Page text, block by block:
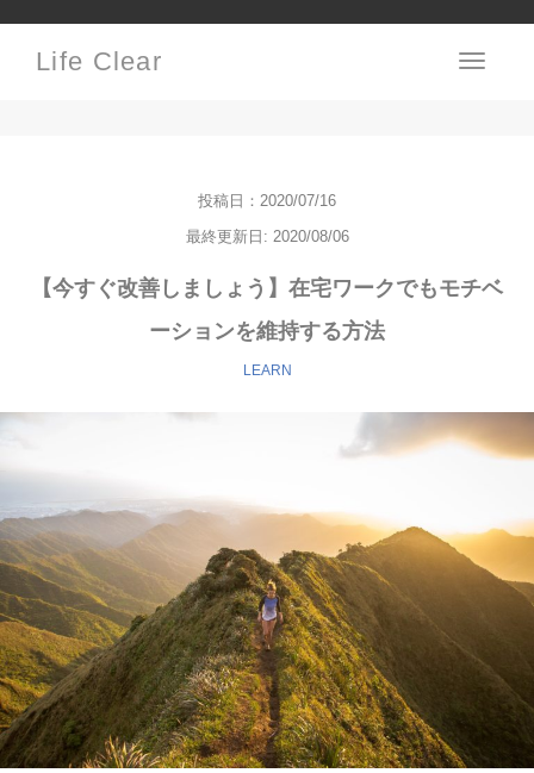
Toggle
Life Clear
投稿日：2020/07/16
最終更新日: 2020/08/06
【今すぐ改善しましょう】在宅ワークでもモチベ
ーションを維持する方法
LEARN